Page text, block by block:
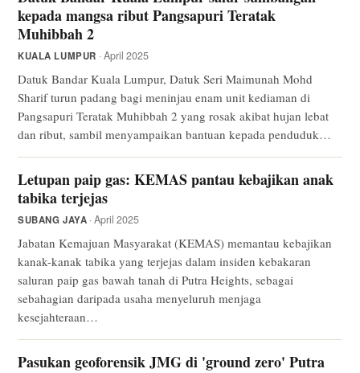
kepada mangsa ribut Pangsapuri Teratak
Muhibbah 2
KUALA LUMPUR · April 2025
Datuk Bandar Kuala Lumpur, Datuk Seri Maimunah Mohd
Sharif turun padang bagi meninjau enam unit kediaman di
Pangsapuri Teratak Muhibbah 2 yang rosak akibat hujan lebat
dan ribut, sambil menyampaikan bantuan kepada penduduk…
Letupan paip gas: KEMAS pantau kebajikan anak
tabika terjejas
SUBANG JAYA · April 2025
Jabatan Kemajuan Masyarakat (KEMAS) memantau kebajikan
kanak-kanak tabika yang terjejas dalam insiden kebakaran
saluran paip gas bawah tanah di Putra Heights, sebagai
sebahagian daripada usaha menyeluruh menjaga
kesejahteraan…
Pasukan geoforensik JMG di 'ground zero' Putra